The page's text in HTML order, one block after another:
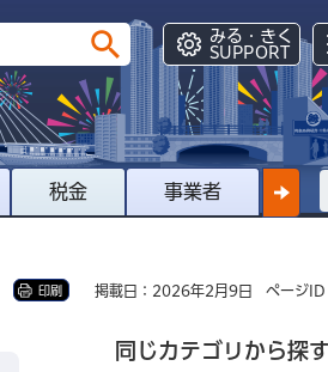
みる・きく
SUPPORT
税金 事業者
印刷 掲載日：2026年2月9日 ページ
同じカテゴリから探す